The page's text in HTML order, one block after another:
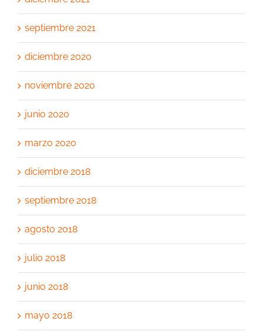
septiembre 2021
diciembre 2020
noviembre 2020
junio 2020
marzo 2020
diciembre 2018
septiembre 2018
agosto 2018
julio 2018
junio 2018
mayo 2018